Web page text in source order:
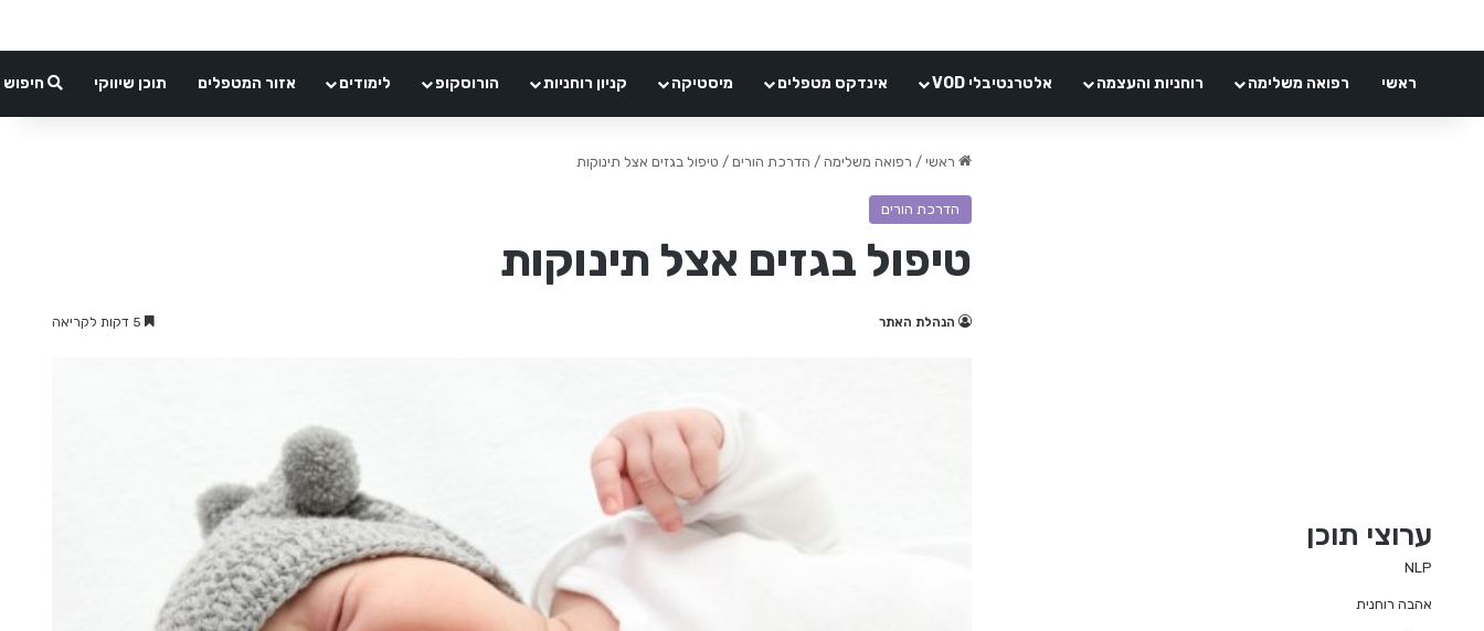
ראשי רפואה משלימה רוחניות והעצמה אלטרנטיבלי VOD אינדקס מטפלים מיסטיקה קניון רוחניות הורוסקופ לימודים אזור המטפלים תוכן שיווקי חיפוש
ראשי / רפואה משלימה / הדרכת הורים / טיפול בגזים אצל תינוקות
הדרכת הורים
טיפול בגזים אצל תינוקות
הנהלת האתר
ערוצי תוכן
NLP
אהבה רוחנית